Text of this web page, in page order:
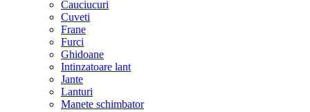
Cauciucuri
Cuveti
Frane
Furci
Ghidoane
Intinzatoare lant
Jante
Lanturi
Manete schimbator